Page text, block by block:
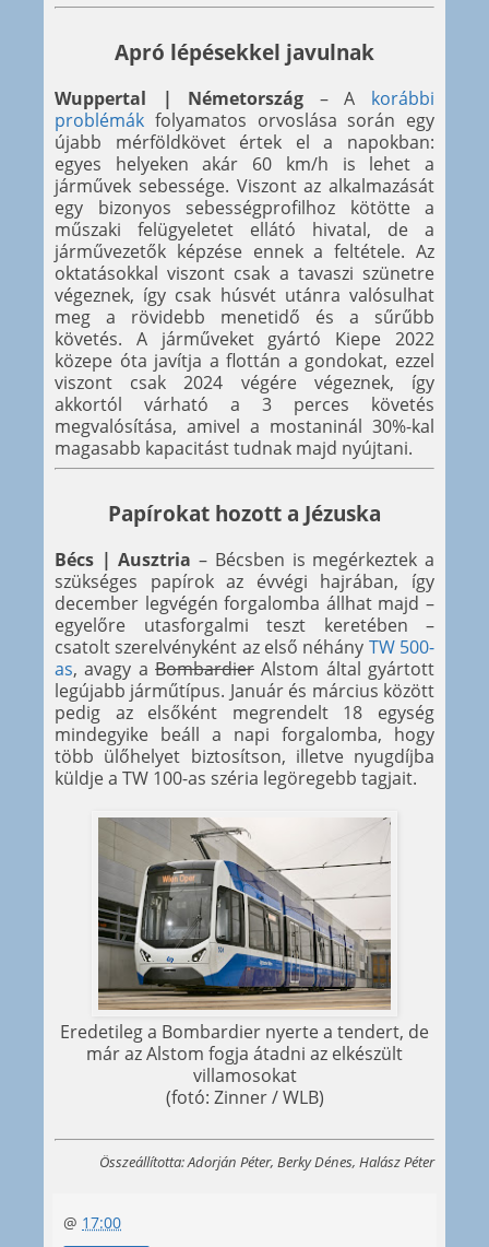
Apró lépésekkel javulnak
Wuppertal | Németország – A korábbi
problémák folyamatos orvoslása során egy
újabb mérföldkövet értek el a napokban:
egyes helyeken akár 60 km/h is lehet a
járművek sebessége. Viszont az alkalmazását
egy bizonyos sebességprofilhoz kötötte a
műszaki felügyeletet ellátó hivatal, de a
járművezetők képzése ennek a feltétele. Az
oktatásokkal viszont csak a tavaszi szünetre
végeznek, így csak húsvét utánra valósulhat
meg a rövidebb menetidő és a sűrűbb
követés. A járműveket gyártó Kiepe 2022
közepe óta javítja a flottán a gondokat, ezzel
viszont csak 2024 végére végeznek, így
akkortól várható a 3 perces követés
megvalósítása, amivel a mostaninál 30%-kal
magasabb kapacitást tudnak majd nyújtani.
Papírokat hozott a Jézuska
Bécs | Ausztria – Bécsben is megérkeztek a
szükséges papírok az évvégi hajrában, így
december legvégén forgalomba állhat majd –
egyelőre utasforgalmi teszt keretében –
csatolt szerelvényként az első néhány TW 500-
as, avagy a Bombardier Alstom által gyártott
legújabb járműtípus. Január és március között
pedig az elsőként megrendelt 18 egység
mindegyike beáll a napi forgalomba, hogy
több ülőhelyet biztosítson, illetve nyugdíjba
küldje a TW 100-as széria legöregebb tagjait.
Eredetileg a Bombardier nyerte a tendert, de
már az Alstom fogja átadni az elkészült
villamosokat
(fotó: Zinner / WLB)
Összeállította: Adorján Péter, Berky Dénes, Halász Péter
@ 17:00